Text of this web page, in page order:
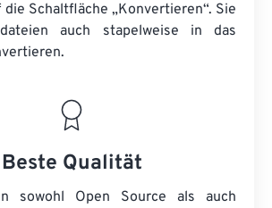
Schaltfläche „Konvertieren“. Sie
auch stapelweise in das
Beste Qualität
sowohl Open Source als auch